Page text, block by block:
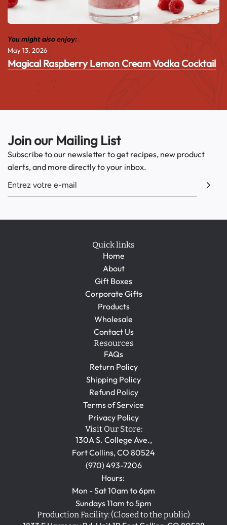
You might also enjoy:
May 13, 2026
Magical Raspberry Lemon Cream Vodka Cocktail
Join our Mailing List
Subscribe to our newsletter to get recipes, new product
alerts, and more directly to your inbox.
Quick links
Home
About
Gift Boxes
Corporate Gifts
Products
Wholesale
Contact Us
Resources
FAQs
Return Policy
Shipping Policy
Refund Policy
Terms of Service
Privacy Policy
Visit Our Store:
130A S. College Ave.,
Fort Collins, CO 80524
(970) 493-7206
Hours:
Mon - Sat 10am to 6pm
Sundays 11am to 5pm
Production Facility: (Closed to the public)